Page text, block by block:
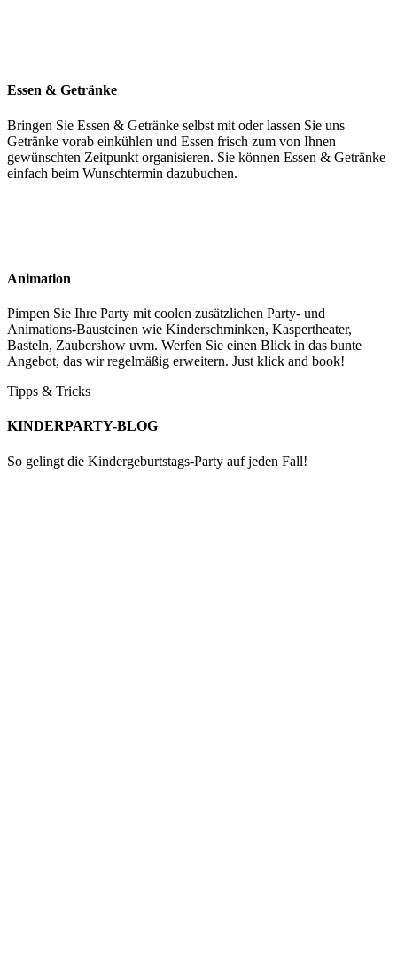
Essen & Getränke
Bringen Sie Essen & Getränke selbst mit oder lassen Sie uns
Getränke vorab einkühlen und Essen frisch zum von Ihnen
gewünschten Zeitpunkt organisieren. Sie können Essen & Getränke
einfach beim Wunschtermin dazubuchen.
Animation
Pimpen Sie Ihre Party mit coolen zusätzlichen Party- und
Animations-Bausteinen wie Kinderschminken, Kaspertheater,
Basteln, Zaubershow uvm. Werfen Sie einen Blick in das bunte
Angebot, das wir regelmäßig erweitern. Just klick and book!
Tipps & Tricks
KINDERPARTY-BLOG
So gelingt die Kindergeburtstags-Party auf jeden Fall!